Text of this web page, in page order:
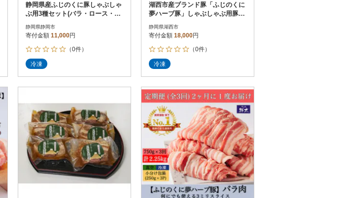
静岡県産ふじのくに豚しゃぶしゃ
ぶ用3種セット(バラ・ロース・肩
静岡県静岡市
寄付金額 11,000円
（0件）
冷凍
湖西市産ブランド豚「ふじのくに
夢ハーブ豚」しゃぶしゃぶ用豚肉
ット
静岡県湖西市
寄付金額 18,000円
（0件）
冷凍